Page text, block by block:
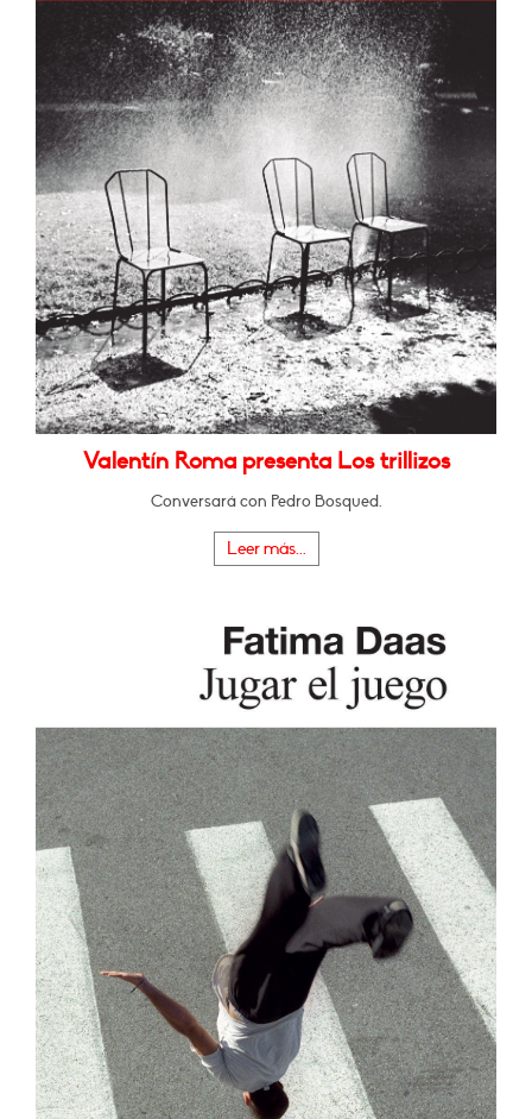
Valentín Roma presenta Los trillizos
Conversará con Pedro Bosqued.
Leer más...